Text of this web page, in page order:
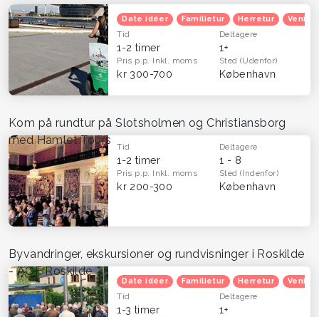
Date idéer Familietur Herretur
Tid
1-2 timer
Deltagere
1+
Pris p.p. Inkl. moms
kr 300-700
Sted(Udenfor)
København
Kom på rundtur på Slotsholmen og Christiansborg
med Hamlet Tours Tid
1-2 timer
Deltagere
1 - 8
Pris p.p. Inkl. moms
kr 200-300
Sted(Indenfor)
København
Byvandringer, ekskursioner og rundvisninger i Roskilde
- AOF Roskilde
Date idéer Familietur Herretur
Tid
1-3 timer
Deltagere
1+